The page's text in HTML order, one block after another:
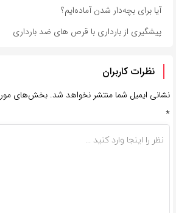
آیا برای بچه‌دار شدن آماده‌ایم؟
پیشگیری از بارداری با قرص های ضد بارداری
نظرات کاربران
نشانی ایمیل شما منتشر نخواهد شد. بخش‌های
*